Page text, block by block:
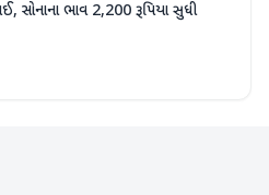
સોનાના ભાવ 2,200 રૂપિયા સુધી